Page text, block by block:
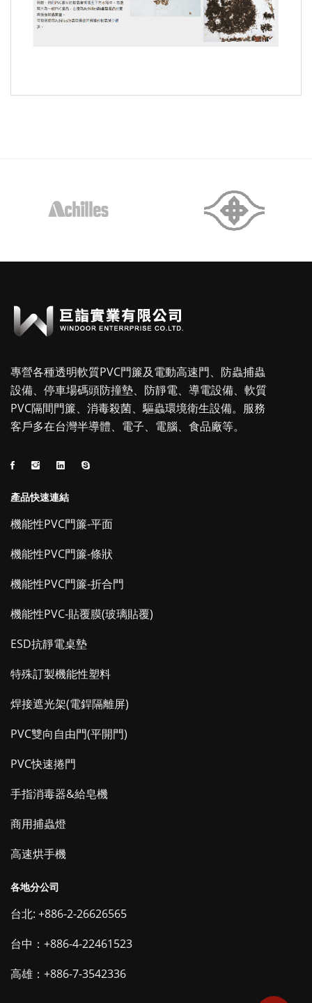
專營各種透明軟質PVC門簾及電動高速門、防蟲捕蟲
設備、停車場碼頭防撞墊、防靜電、導電設備、軟質
PVC隔間門簾、消毒殺菌、驅蟲環境衛生設備。服務
客戶多在台灣半導體、電子、電腦、食品廠等。
產品快速連結
機能性PVC門簾-平面
機能性PVC門簾-條狀
機能性PVC門簾-折合門
機能性PVC-貼覆膜(玻璃貼覆)
ESD抗靜電桌墊
特殊訂製機能性塑料
焊接遮光架(電銲隔離屏)
PVC雙向自由門(平開門)
PVC快速捲門
手指消毒器&給皂機
商用捕蟲燈
高速烘手機
各地分公司
台北: +886-2-26626565
台中：+886-4-22461523
高雄：+886-7-3542336